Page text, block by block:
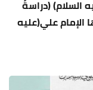
السلام) (دراسةُ
الإمام علي(عليه